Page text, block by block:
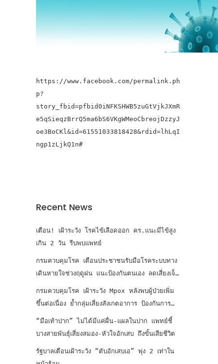
https://www.facebook.com/permalink.ph
p?
story_fbid=pfbid0iNFKSHWB5zuGtVjkJXmR
e5qSieqzBrrQ5ma6bS6VKgWMeoCbreojDzzyJ
oe3BoCKl&id=61551033818428&rdid=lhLqI
ngp1zLjkQ1n#
Recent News
เตือน! เฝ้าระวัง โรคไข้เลือดออก คร.แนะมีไข้สูง
เกิน 2 วัน รีบพบแพทย์
กรมควบคุมโรค เตือนประชาชนรับมือโรคระบบทาง
เดินหายใจช่วงฤดูฝน แนะป้องกันตนเอง ลดเสี่ยงเจ็บ
กรมควบคุมโรค เฝ้าระวัง Mpox หลังพบผู้ป่วยเพิ่ม
ขึ้นต่อเนื่อง ย้ำกลุ่มเสี่ยงสังเกตอาการ ป้องกันการ
แพร่เชื้อ
“มือเท้าปาก” ไม่ได้มีแค่ผื่น-แผลในปาก แพทย์ชี้
บางสายพันธุ์เสี่ยงสมอง-หัวใจอักเสบ ถึงขั้นเสียชีวิต
รัฐบาลเตือนเฝ้าระวัง “ตับอักเสบเอ” พุ่ง 2 เท่าใน